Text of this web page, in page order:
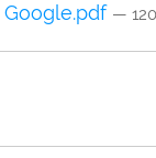
Google.pdf —